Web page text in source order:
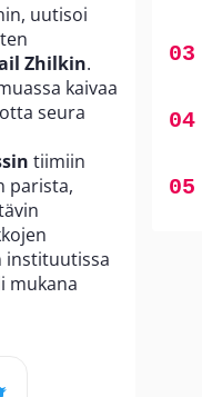
uutisoi
Zhilkin.
kaivaa
seura
tiimiin
parista,
instituutissa
mukana